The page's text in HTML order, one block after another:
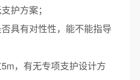
护方案；
具有对性性，能不能指导
，有无专项支护设计方